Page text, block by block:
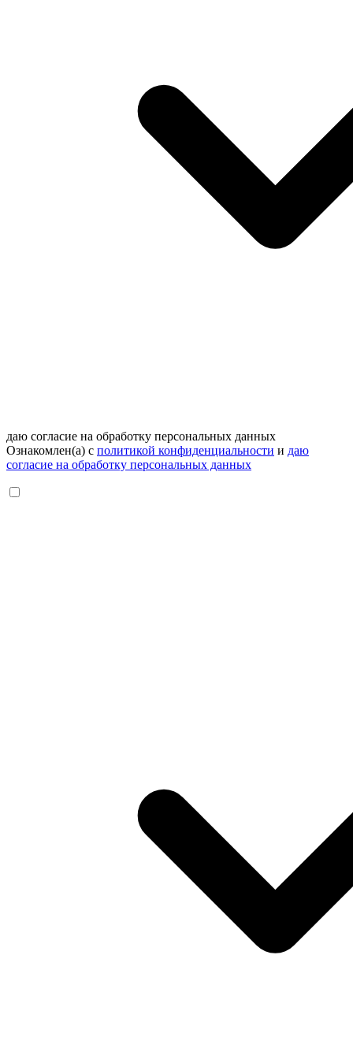
даю согласие на обработку персональных данных
Ознакомлен(а) с политикой конфиденциальности и даю
согласие на обработку персональных данных